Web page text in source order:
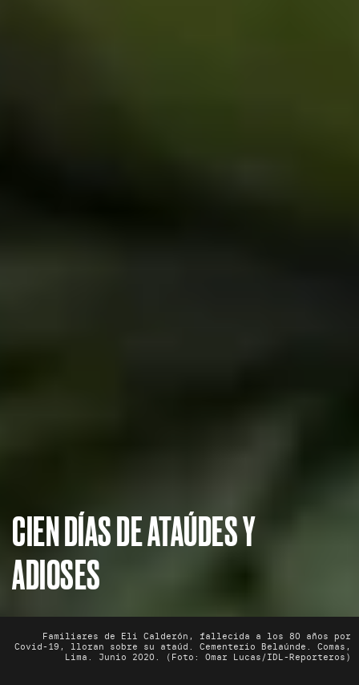
CIEN DÍAS DE ATAÚDES Y
ADIOSES
Familiares de Eli Calderón, fallecida a los 80 años por
Covid-19, lloran sobre su ataúd. Cementerio Belaúnde. Comas,
Lima. Junio 2020. (Foto: Omar Lucas/IDL-Reporteros)